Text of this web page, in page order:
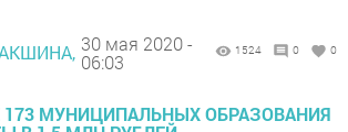
30 мая 2020 -
06:03
1524 0 0